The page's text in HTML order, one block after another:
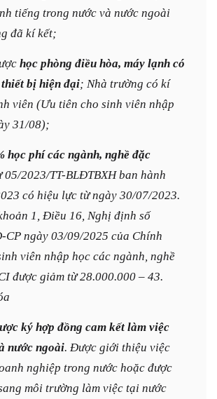
tiếng trong nước và nước ngoài
đã kí kết;
học phòng điều hòa, máy lạnh có
bị hiện đại; Nhà trường có kí
viên (Ưu tiên cho sinh viên nhập
31/08);
học phí các ngành, nghề đặc
05/2023/TT-BLĐTBXH ban hành
có hiệu lực từ ngày 30/07/2023.
1, Điều 16, Nghị định số
CP ngày 03/09/2025 của Chính
viên nhập học các ngành, nghề
được giảm từ 28.000.000 – 43.
ký hợp đồng cam kết làm việc
nước ngoài. Được giới thiệu việc
nghiệp trong nước hoặc được
môi trường làm việc tại nước